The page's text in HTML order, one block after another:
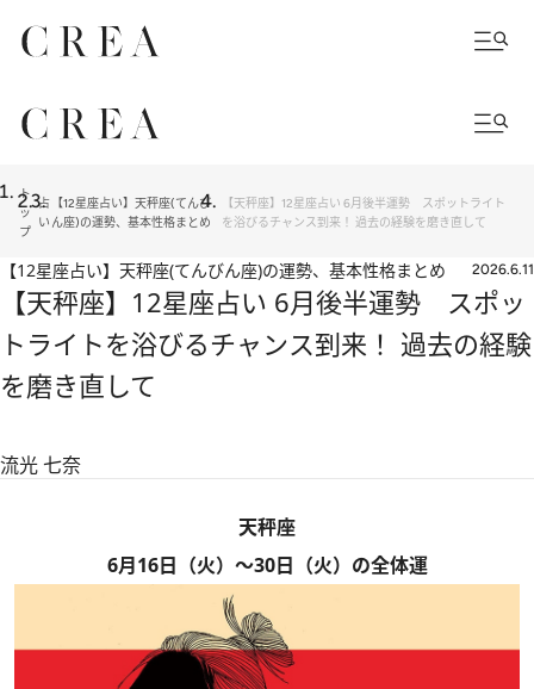
ト
ッ
プ
占
い
【12星座占い】天秤座(てんび
ん座)の運勢、基本性格まとめ
【天秤座】12星座占い 6月後半運勢 スポットライト
を浴びるチャンス到来！ 過去の経験を磨き直して
【12星座占い】天秤座(てんびん座)の運勢、基本性格まとめ 2026.6.11
【天秤座】12星座占い 6月後半運勢 スポッ
トライトを浴びるチャンス到来！ 過去の経験
を磨き直して
流光 七奈
天秤座
6月16日（火）～30日（火）の全体運